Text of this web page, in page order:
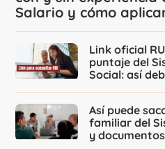
Salario y cómo
Link oficial
puntaje del
Social: así
Así puede
familiar del
y documentos